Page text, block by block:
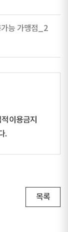
능 가맹점_2
이용금지
.
목록